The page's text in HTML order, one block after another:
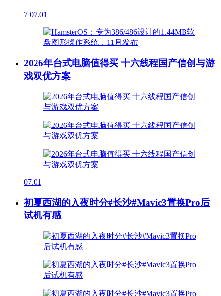
7 07.01
2026年台式电脑值得买 十六线程国产信创与游
戏双优方案
07.01
初夏西湖的入夜时分#长沙#Mavic3置换Pro后
试机有感